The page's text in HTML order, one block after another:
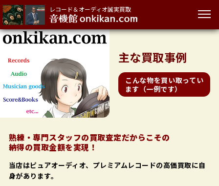
レコード＆オーディオ誠実買取
主な買取事例
こんな物を買い取ってい
ます（一例です）
熟練・専門スタッフの買取査定だからこその
納得の買取金額を実現！
当店はピュアオーディオ、プレミアムレコードの高価買取に自
身があります。